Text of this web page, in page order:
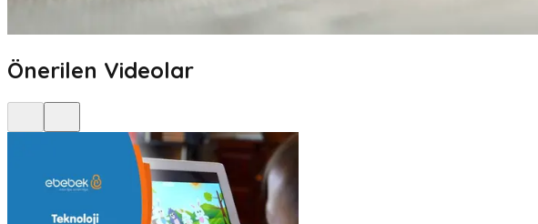
Önerilen Videolar